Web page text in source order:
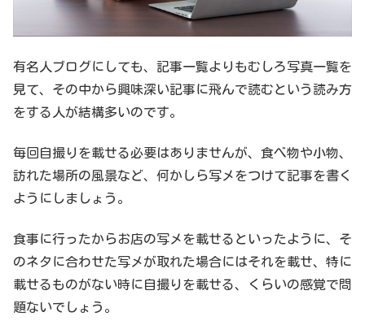
有名人ブログにしても、記事一覧よりもむしろ写真一覧を
見て、その中から興味深い記事に飛んで読むという読み方
をする人が結構多いのです。
毎回自撮りを載せる必要はありませんが、食べ物や小物、
訪れた場所の風景など、何かしら写メをつけて記事を書く
ようにしましょう。
食事に行ったからお店の写メを載せるといったように、そ
のネタに合わせた写メが取れた場合にはそれを載せ、特に
載せるものがない時に自撮りを載せる、くらいの感覚で問
題ないでしょう。